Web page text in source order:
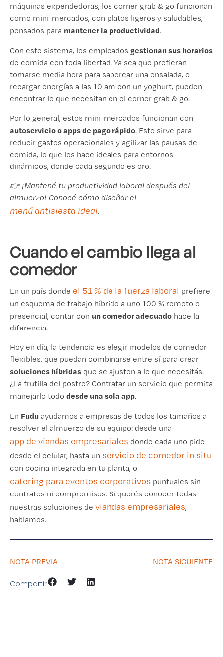
máquinas expendedoras, los corner grab & go funcionan
como mini-mercados, con platos ligeros y saludables,
pensados para mantener la productividad.
Con este sistema, los empleados gestionan sus horarios
de comida con toda libertad. Ya sea que prefieran
tomarse media hora para saborear una ensalada, o
recargar energías a las 10 am con un yoghurt, pueden
encontrar lo que necesitan en el corner grab & go.
Por lo general, estos mini-mercados funcionan con
autoservicio o apps de pago rápido. Esto sirve para
reducir gastos operacionales y agilizar las pausas de
comida, lo que los hace ideales para entornos
dinámicos, donde cada segundo es oro.
👉 ¡Mantené tu productividad laboral después del
almuerzo! Conocé cómo diseñar el
menú antisiesta ideal.
Cuando el cambio llega al
comedor
En un país donde el 51 % de la fuerza laboral prefiere
un esquema de trabajo híbrido a uno 100 % remoto o
presencial, contar con un comedor adecuado hace la
diferencia.
Hoy en día, la tendencia es elegir modelos de comedor
flexibles, que puedan combinarse entre sí para crear
soluciones híbridas que se ajusten a lo que necesitás.
¿La frutilla del postre? Contratar un servicio que permita
manejarlo todo desde una sola app.
En Fudu ayudamos a empresas de todos los tamaños a
resolver el almuerzo de su equipo: desde una
app de viandas empresariales donde cada uno pide
desde el celular, hasta un servicio de comedor in situ
con cocina integrada en tu planta, o
catering para eventos corporativos puntuales sin
contratos ni compromisos. Si querés conocer todas
nuestras soluciones de viandas empresariales,
hablamos.
NOTA PREVIA NOTA SIGUIENTE
Compartir